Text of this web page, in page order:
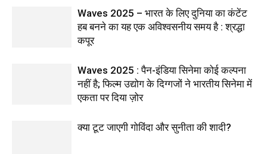
Waves 2025 – भारत के लिए दुनिया का कंटेंट
हब बनने का यह एक अविश्वसनीय समय है : श्रद्धा
कपूर
Waves 2025 : पैन-इंडिया सिनेमा कोई कल्पना
नहीं है; फिल्म उद्योग के दिग्गजों ने भारतीय सिनेमा में
एकता पर दिया ज़ोर
क्या टूट जाएगी गोविंदा और सुनीता की शादी?